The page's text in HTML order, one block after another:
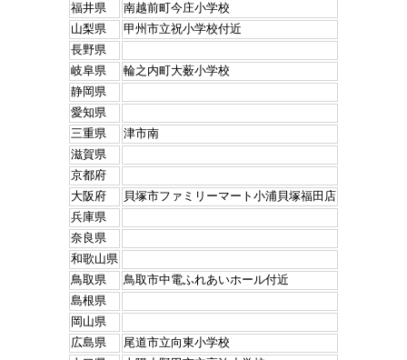
福井県
南越前町今庄小学校
山梨県
甲州市立祝小学校付近
長野県
岐阜県
輪之内町大薮小学校
静岡県
愛知県
三重県
津市南
滋賀県
京都府
大阪府
貝塚市ファミリーマート小浦貝塚福田店
兵庫県
奈良県
和歌山県
鳥取県
鳥取市中電ふれあいホール付近
島根県
岡山県
広島県
尾道市立向東小学校